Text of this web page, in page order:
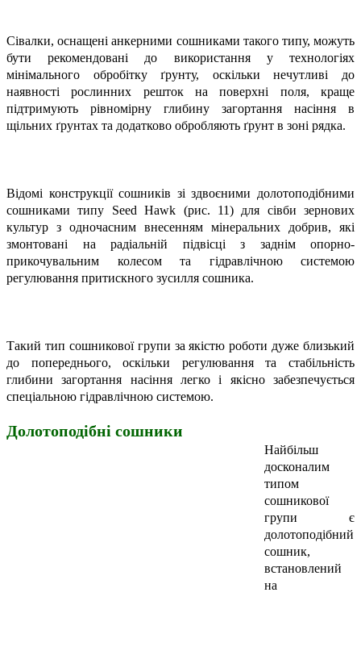
Сівалки, оснащені анкерними сошниками такого типу, можуть
бути рекомендовані до використання у технологіях
мінімального обробітку ґрунту, оскільки нечутливі до
наявності рослинних решток на поверхні поля, краще
підтримують рівномірну глибину загортання насіння в
щільних ґрунтах та додатково обробляють ґрунт в зоні рядка.
Відомі конструкції сошників зі здвоєними долотоподібними
сошниками типу Seed Hawk (рис. 11) для сівби зернових
культур з одночасним внесенням мінеральних добрив, які
змонтовані на радіальній підвісці з заднім опорно-
прикочувальним колесом та гідравлічною системою
регулювання притискного зусилля сошника.
Такий тип сошникової групи за якістю роботи дуже близький
до попереднього, оскільки регулювання та стабільність
глибини загортання насіння легко і якісно забезпечується
спеціальною гідравлічною системою.
Долотоподібні сошники
Найбільш
досконалим
типом
сошникової
групи є
долотоподібний
сошник,
встановлений
на